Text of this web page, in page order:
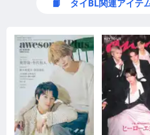
📙 タイBL関連アイテ